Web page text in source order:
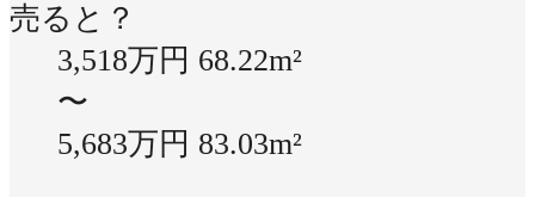
売ると？
3,518万円 68.22m²
〜
5,683万円 83.03m²